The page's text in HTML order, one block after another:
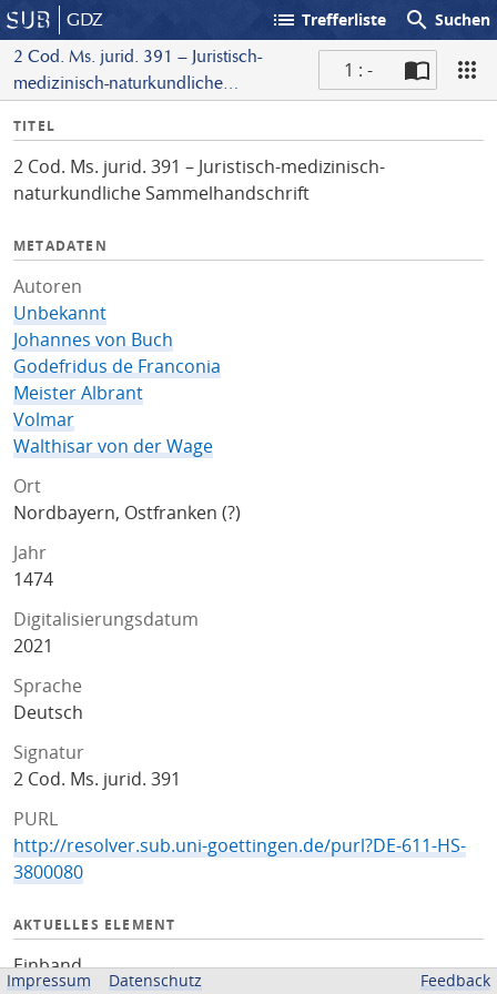
GDZ list Trefferliste search Suchen
2 Cod. Ms. jurid. 391 – Juristisch-
medizinisch-naturkundliche
1 : -
I
f
o
TITEL
2 Cod. Ms. jurid. 391 – Juristisch-medizinisch-
naturkundliche Sammelhandschrift
METADATEN
Autoren
Unbekannt
Johannes von Buch
Godefridus de Franconia
Meister Albrant
Volmar
Walthisar von der Wage
Ort
Nordbayern, Ostfranken (?)
Jahr
1474
Digitalisierungsdatum
2021
Sprache
Deutsch
Signatur
2 Cod. Ms. jurid. 391
PURL
http://resolver.sub.uni-goettingen.de/purl?DE-611-HS-
3800080
AKTUELLES ELEMENT
Einband
Impressum Datenschutz Feedback